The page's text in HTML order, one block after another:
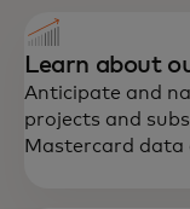
Learn about
Anticipate and
projects and
Mastercard data